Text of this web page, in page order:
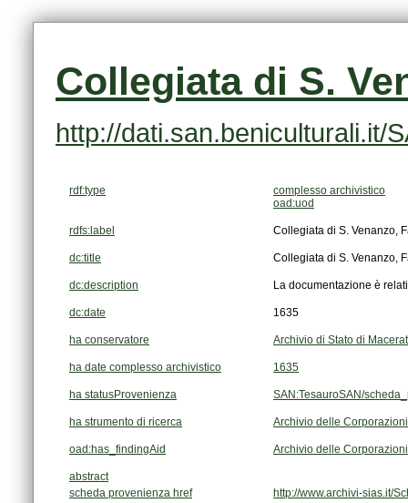
Collegiata di S.
http://dati.san.beniculturali.it/
rdf:type
complesso archivistico
oad:uod
rdfs:label Collegiata di S. Venanzo,
dc:title Collegiata di S. Venanzo,
dc:description La documentazione è
dc:date 1635
ha conservatore Archivio di Stato di
ha date complesso archivistico 1635
ha statusProvenienza SAN:TesauroSAN/
ha strumento di ricerca Archivio delle
oad:has_findingAid Archivio delle
abstract
scheda provenienza href
http://www.archivi-sias.it/